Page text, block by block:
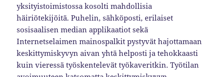
yksityistoimistossa kosolti mahdollisia
häiriötekijöitä. Puhelin, sähköposti, erilaiset
sosisaalisen median applikaatiot sekä
Internetselaimen mainospalkit pystyvät hajottamaan
keskittymiskyvyn aivan yhtä helposti ja tehokkaasti
kuin vieressä työskentelevät työkaveritkin. Työtilan